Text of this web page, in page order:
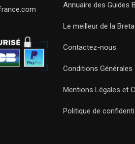
Annuaire des Guides
Le meilleur de la
Contactez-nous
Conditions Générales
Mentions Légales et
Politique de